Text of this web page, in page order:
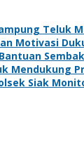
Teluk
Motivasi
Mendukung
Siak